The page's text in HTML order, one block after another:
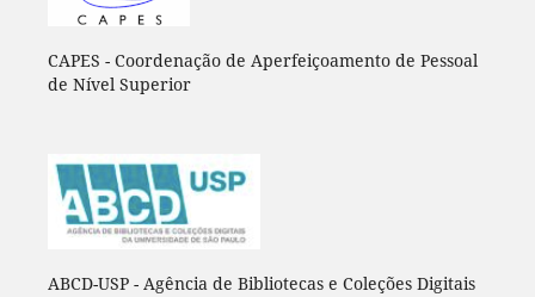
CAPES - Coordenação de Aperfeiçoamento de Pessoal
de Nível Superior
ABCD-USP - Agência de Bibliotecas e Coleções Digitais